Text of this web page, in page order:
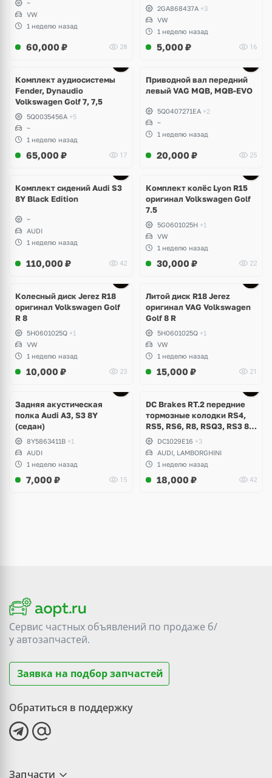
~
VW
1 неделю назад
60,000 ₽ 28
2GA868437A +3
VW
1 неделю назад
5,000 ₽ 16
Комплект аудиосистемы
Fender, Dynaudio
Volkswagen Golf 7, 7,5
5Q0035456A +5
~
1 неделю назад
65,000 ₽ 17
Приводной вал передний
левый VAG MQB, MQB-EVO
5Q0407271EA +2
~
1 неделю назад
20,000 ₽ 25
Комплект сидений Audi S3
8Y Black Edition
~
AUDI
1 неделю назад
110,000 ₽ 42
Комплект колёс Lyon R15
оригинал Volkswagen Golf
7.5
5G0601025H +1
VW
1 неделю назад
30,000 ₽ 22
Колесный диск Jerez R18
оригинал Volkswagen Golf
R 8
5H0601025Q +1
VW
1 неделю назад
10,000 ₽ 23
Литой диск R18 Jerez
оригинал VAG Volkswagen
Golf 8 R
5H0601025Q +1
VW
1 неделю назад
15,000 ₽ 21
Задняя акустическая
полка Audi A3, S3 8Y
(седан)
8Y5863411B +1
AUDI
1 неделю назад
7,000 ₽ 15
DC Brakes RT.2 передние
тормозные колодки RS4,
RS5, RS6, R8, RSQ3, RS3 8V
(комплект 8 шт)
DC1029E16 +3
AUDI, LAMBORGHINI
1 неделю назад
18,000 ₽ 42
Сервис частных объявлений по продаже б/
уавтозапчастей.
Заявка на подбор запчастей
Обратиться в поддержку
Запчасти